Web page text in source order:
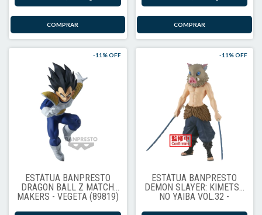
ESTÁTUA BANPRESTO
DRAGON BALL Z MATCH
MAKERS - VEGETA (89819)
-11 % OFF
ESTÁTUA BANPRESTO
DEMON SLAYER: KIMETSU
NO YAIBA VOL.32 -
-11 % OFF